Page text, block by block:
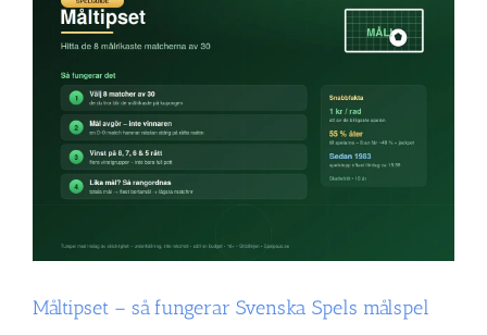
steg
för
steg
Måltipset – så fungerar Svenska Spels målspel